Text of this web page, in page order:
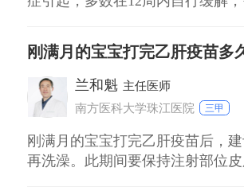
气鞋袜、剧烈活动后易出现，伴随
肿。建议选择棉质透气鞋袜，避免
用温和保湿霜涂抹。 汗疱疹或真
疹常对称分布，伴随瘙痒小水疱；
侧
刚满月的宝宝打完乙肝疫苗多
兰和魁 主任医师
南方医科大学珠江医院
三甲
刚满月的宝宝打完乙肝疫苗后，
再洗澡。此期间要保持注射部位